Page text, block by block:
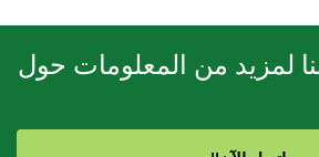
لمزيد من المعلومات حول